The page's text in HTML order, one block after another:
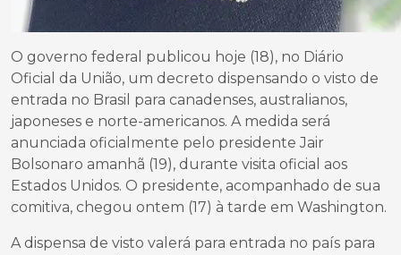
O governo federal publicou hoje (18), no Diário
Oficial da União, um decreto dispensando o visto de
entrada no Brasil para canadenses, australianos,
japoneses e norte-americanos. A medida será
anunciada oficialmente pelo presidente Jair
Bolsonaro amanhã (19), durante visita oficial aos
Estados Unidos. O presidente, acompanhado de sua
comitiva, chegou ontem (17) à tarde em Washington.
A dispensa de visto valerá para entrada no país para